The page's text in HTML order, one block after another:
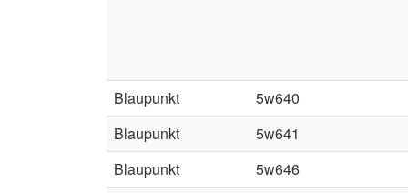
Blaupunkt
5w640
Blaupunkt
5w641
Blaupunkt
5w646